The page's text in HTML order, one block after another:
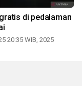
di pedalaman
20:35 WIB, 2025